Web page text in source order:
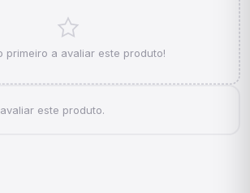
primeiro a avaliar este produto!
este produto.